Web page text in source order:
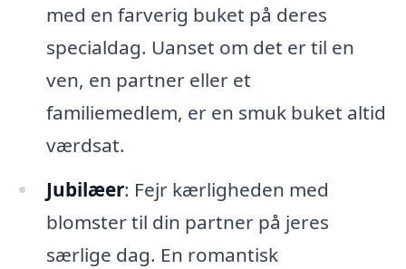
med en farverig buket på deres
specialdag. Uanset om det er til en
ven, en partner eller et
familiemedlem, er en smuk buket altid
værdsat.
Jubilæer: Fejr kærligheden med
blomster til din partner på jeres
særlige dag. En romantisk